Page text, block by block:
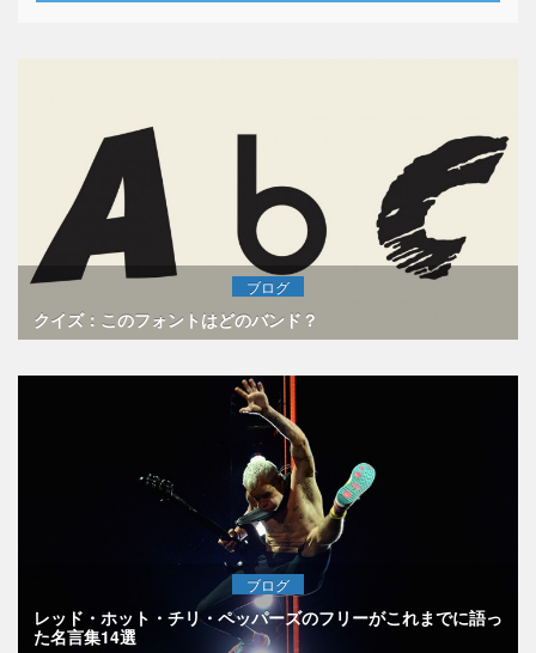
ブログ
クイズ：このフォントはどのバンド？
ブログ
レッド・ホット・チリ・ペッパーズのフリーがこれまでに語っ
た名言集14選